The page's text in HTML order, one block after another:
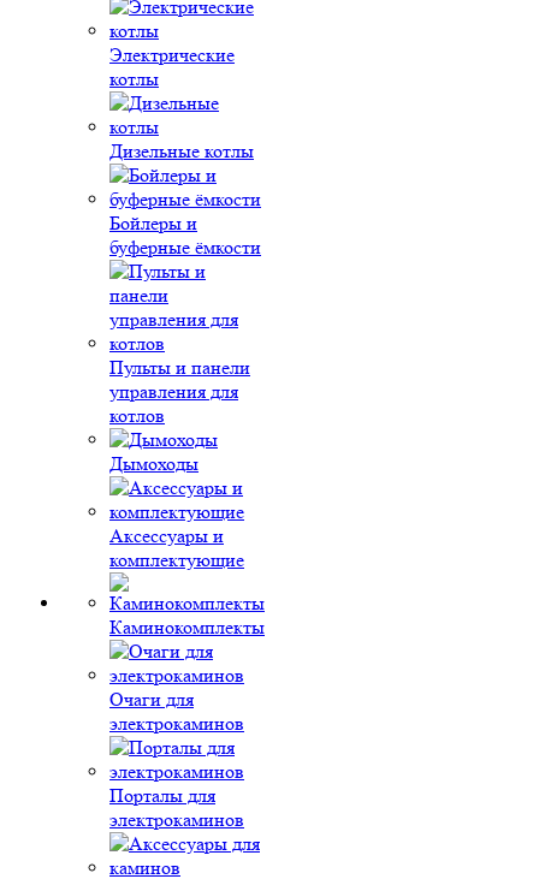
Электрические
котлы
Дизельные котлы
Бойлеры и
буферные ёмкости
Пульты и панели
управления для
котлов
Дымоходы
Аксессуары и
комплектующие
Каминокомплекты
Очаги для
электрокаминов
Порталы для
электрокаминов